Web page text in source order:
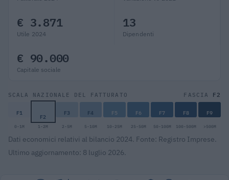
€ 3.871
Utile 2024
13
Dipendenti
€ 90.000
Capitale sociale
SCALA NAZIONALE DEL FATTURATO FASCIA F2
F1 F2 F3 F4 F5 F6 F7 F8 F9
0-1M 1-2M 2-5M 5-10M 10-25M 25-50M 50-100M 100-500M >500M
Dati economici relativi al bilancio 2024. Fonte: Registro Imprese.
Ultimo aggiornamento: 8 luglio 2026.